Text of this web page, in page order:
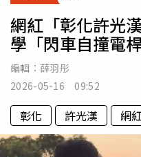
網紅「彰化許光
學「閃車自撞電
編輯： 薛羽彤
2026-05-16 09:52
彰化 許光漢 網